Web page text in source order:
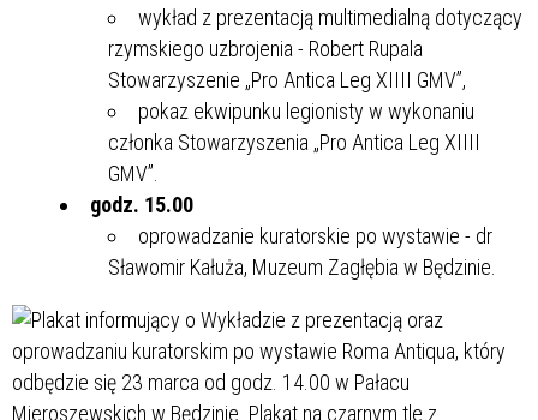
wykład z prezentacją multimedialną dotyczący
rzymskiego uzbrojenia - Robert Rupala
Stowarzyszenie „Pro Antica Leg XIIII GMV”,
pokaz ekwipunku legionisty w wykonaniu
członka Stowarzyszenia „Pro Antica Leg XIIII
GMV”.
godz. 15.00
oprowadzanie kuratorskie po wystawie - dr
Sławomir Kałuża, Muzeum Zagłębia w Będzinie.